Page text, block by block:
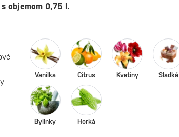
objemom 0,75 l.
Vanilka Citrus Kvetiny Sladká
Bylinky Horká